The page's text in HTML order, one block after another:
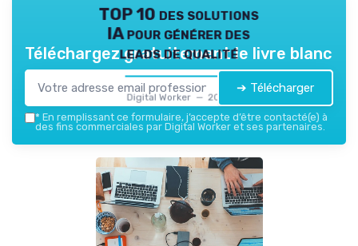
TOP 10 des solutions
IA pour générer des
leads de qualité
Digital Worker — 2026
Téléchargez gratuitement le livre blanc
➔ Télécharger
* En remplissant ce formulaire, j’accepte d’être contacté(e) à
des fins commerciales par Digital Worker et ses partenaires.